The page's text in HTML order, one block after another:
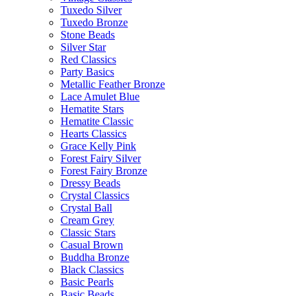
Tuxedo Silver
Tuxedo Bronze
Stone Beads
Silver Star
Red Classics
Party Basics
Metallic Feather Bronze
Lace Amulet Blue
Hematite Stars
Hematite Classic
Hearts Classics
Grace Kelly Pink
Forest Fairy Silver
Forest Fairy Bronze
Dressy Beads
Crystal Classics
Crystal Ball
Cream Grey
Classic Stars
Casual Brown
Buddha Bronze
Black Classics
Basic Pearls